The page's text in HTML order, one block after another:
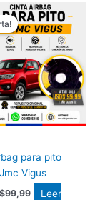
para pito
Vigus
precio
era:
$179,99.
$99,99
El
precio
actual
es:
$99,99.
Leer